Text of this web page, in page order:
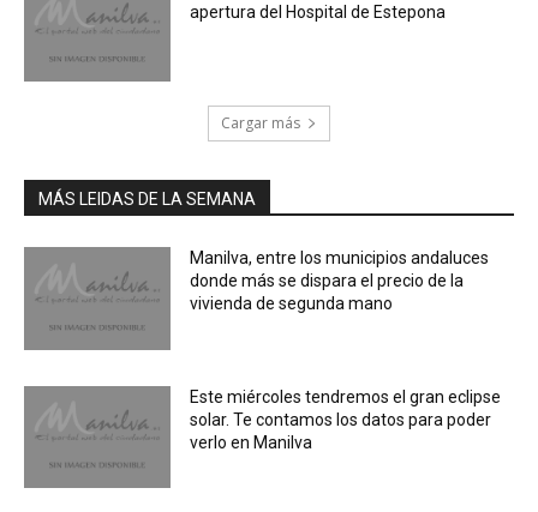
apertura del Hospital de Estepona
Cargar más
MÁS LEIDAS DE LA SEMANA
Manilva, entre los municipios andaluces
donde más se dispara el precio de la
vivienda de segunda mano
Este miércoles tendremos el gran eclipse
solar. Te contamos los datos para poder
verlo en Manilva